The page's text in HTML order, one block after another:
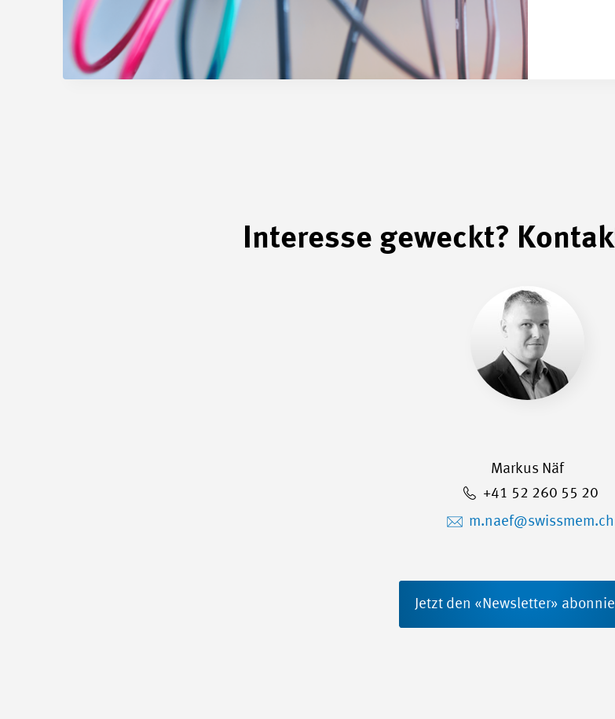
Interesse geweckt?
Markus Näf
+41 52 260 55 20
m.naef@swissmem.ch
Jetzt den «Newsletter»